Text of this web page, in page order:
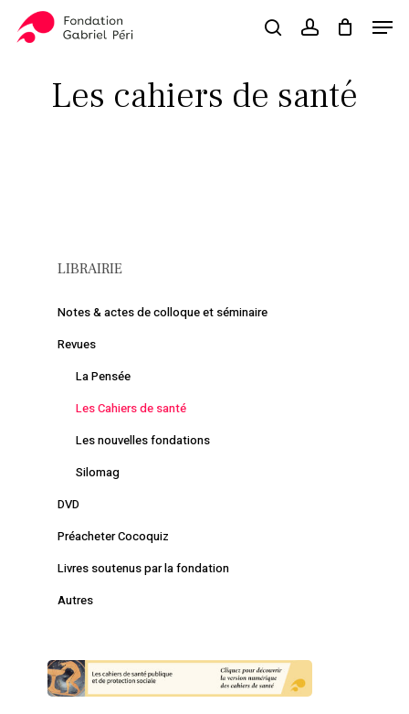
searchaccount
Panier Close
Les cahiers de santé
LIBRAIRIE
Notes & actes de colloque et séminaire
Revues
La Pensée
Les Cahiers de santé
Les nouvelles fondations
Silomag
DVD
Préacheter Cocoquiz
Livres soutenus par la fondation
Autres